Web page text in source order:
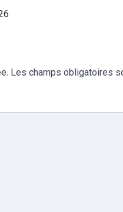
Les champs obligatoires